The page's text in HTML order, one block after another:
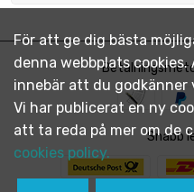
Snabb
För att ge dig bästa
denna webbplats
innebär att du godkänner
Vi har publicerat en ny
att ta reda på mer om de
cookies policy.